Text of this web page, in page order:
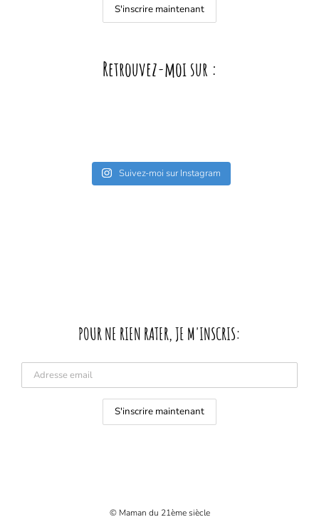
Retrouvez-moi sur :
Suivez-moi sur Instagram
POUR NE RIEN RATER, JE M'INSCRIS:
© Maman du 21ème siècle